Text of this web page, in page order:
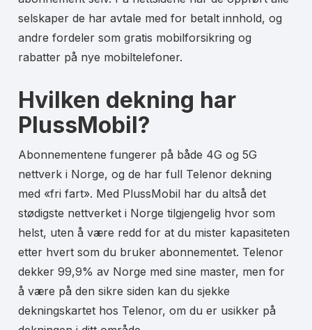
selskaper de har avtale med for betalt innhold, og
andre fordeler som gratis mobilforsikring og
rabatter på nye mobiltelefoner.
Hvilken dekning har
PlussMobil?
Abonnementene fungerer på både 4G og 5G
nettverk i Norge, og de har full Telenor dekning
med «fri fart». Med PlussMobil har du altså det
stødigste nettverket i Norge tilgjengelig hvor som
helst, uten å være redd for at du mister kapasiteten
etter hvert som du bruker abonnementet. Telenor
dekker 99,9% av Norge med sine master, men for
å være på den sikre siden kan du sjekke
dekningskartet hos Telenor, om du er usikker på